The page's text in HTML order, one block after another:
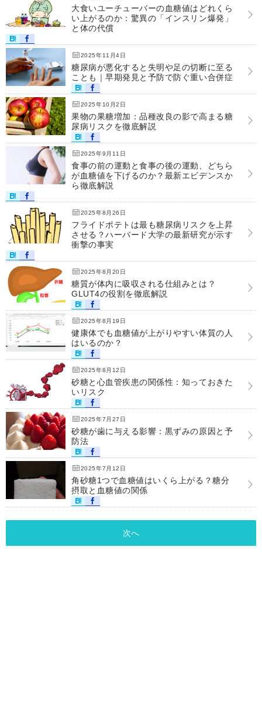
大食いユーチューバーの血糖値はどれくら
い上がるのか：驚異の「インスリン爆発」
と体の代償
2025年11月4日
糖尿病が悪化すると失明や足の切断に至る
ことも｜早期発見と予防で防ぐ重い合併症
2025年10月2日
果物の果糖増加：品種改良の影で高まる糖
尿病リスクを徹底解説
2025年9月11日
食事の前の運動と食事の後の運動、どちら
が血糖値を下げるのか？最新エビデンスか
ら徹底解説
2025年8月26日
フライドポテトは最も糖尿病リスクを上昇
させる？ハーバード大学の最新研究が示す
衝撃の事実
2025年8月20日
糖質が体内に吸収される仕組みとは？
GLUT4の役割を徹底解説
2025年8月19日
健康体でも血糖値が上がりやすい体質の人
はいるのか？
2025年8月12日
砂糖と心血管疾患の関係性：知っておきた
いリスク
2025年7月27日
砂糖が歯に与える影響：黒ずみの原因と予
防法
2025年7月12日
角砂糖1つで血糖値はいくら上がる？糖分
摂取と血糖値の関係
次へ